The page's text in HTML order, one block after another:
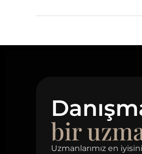
bir
Uzmanlarımız en